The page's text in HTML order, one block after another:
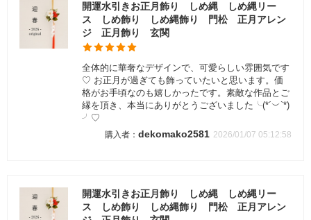
開運水引きお正月飾り しめ縄 しめ縄リー
ス しめ飾り しめ縄飾り 門松 正月アレン
ジ 正月飾り 玄関
全体的に華奢なデザインで、可愛らしい雰囲気です
♡ お正月が過ぎても飾っていたいと思います。価
格がお手頃なのも嬉しかったです。素敵な作品とご
縁を頂き、本当にありがとうございました╰(*´︶`*)
╯♡
dekomako2581 2026/01/07 05:12:58
開運水引きお正月飾り しめ縄 しめ縄リー
ス しめ飾り しめ縄飾り 門松 正月アレン